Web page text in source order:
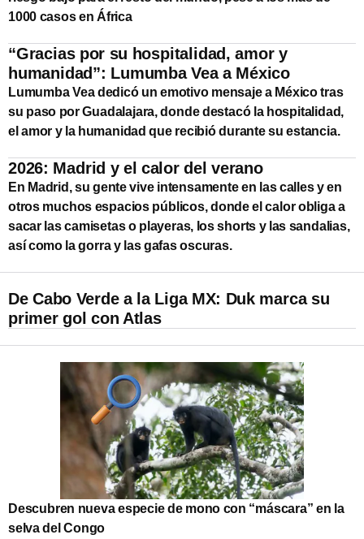
1000 casos en África
“Gracias por su hospitalidad, amor y
humanidad”: Lumumba Vea a México
Lumumba Vea dedicó un emotivo mensaje a México tras
su paso por Guadalajara, donde destacó la hospitalidad,
el amor y la humanidad que recibió durante su estancia.
2026: Madrid y el calor del verano
En Madrid, su gente vive intensamente en las calles y en
otros muchos espacios públicos, donde el calor obliga a
sacar las camisetas o playeras, los shorts y las sandalias,
así como la gorra y las gafas oscuras.
De Cabo Verde a la Liga MX: Duk marca su
primer gol con Atlas
Descubren nueva especie de mono con “máscara” en la
selva del Congo